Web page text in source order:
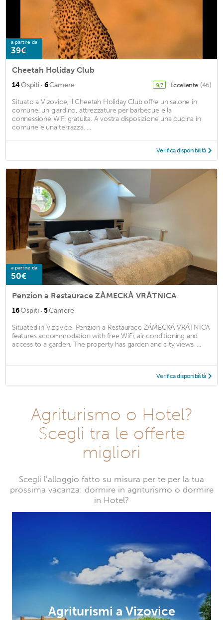
a partire da
39€
Cheetah Holiday Club
14Ospiti · 6Camere 9,7 Eccellente (46)
Situato a Vizovice, il Cheetah Holiday Club offre un salone in
comune, un giardino, attrezzature per barbecue e la
connessione WiFi gratuita. A vostra disposizione una cucina in
comune e una terrazza. ...
Verifica disponibilità
a partire da
50€
Penzion a Restaurace ZÁMECKÁ VRÁTNICA
16Ospiti · 5Camere
Situated in Vizovice, Penzion a Restaurace ZÁMECKÁ VRÁTNICA
features accommodation with free WiFi, air conditioning and
access to a garden. The property has garden and city views. ...
Verifica disponibilità
Agriturismo o Hotel?
Scegli tra le offerte
migliori
Scegli l’alloggio fatto su misura per te per la tua
prossima vacanza: dormire in agriturismo o dormire
in Hotel?
Agriturismi a Vizovice